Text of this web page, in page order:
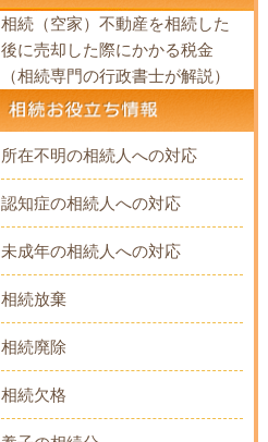
相続（空家）不動産を相続した
後に売却した際にかかる税金
（相続専門の行政書士が解説）
所在不明の相続人への対応
認知症の相続人への対応
未成年の相続人への対応
相続放棄
相続廃除
相続欠格